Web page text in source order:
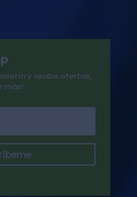
y recibe ofertas,
más!